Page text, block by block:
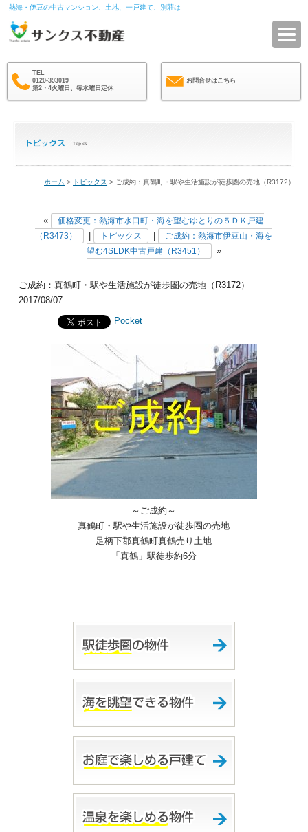
熱海・伊豆の中古マンション、土地、一戸建て、別荘は
TEL
0120-393019
第2・4火曜日、毎水曜日定休
お問合せはこちら
ホーム > トピックス > ご成約：真鶴町・駅や生活施設が徒歩圏の売地（R3172）
«
価格変更：熱海市水口町・海を望むゆとりの５ＤＫ戸建
（R3473）
トピックス
ご成約：熱海市伊豆山・海を
望む4SLDK中古戸建（R3451）
»
ご成約：真鶴町・駅や生活施設が徒歩圏の売地（R3172）
2017/08/07
Pocket
～ご成約～
真鶴町・駅や生活施設が徒歩圏の売地
足柄下郡真鶴町真鶴売り土地
「真鶴」駅徒歩約6分